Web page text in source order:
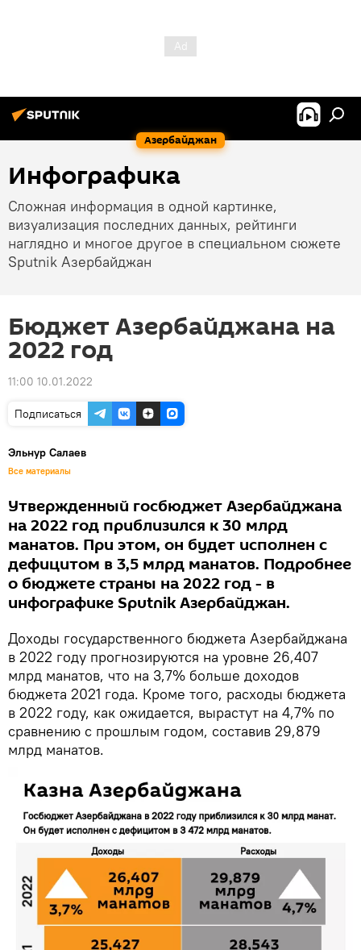
Азербайджан
Инфографика
Сложная информация в одной картинке,
визуализация последних данных, рейтинги
наглядно и многое другое в специальном сюжете
Sputnik Азербайджан
Бюджет Азербайджана на
2022 год
11:00 10.01.2022
Подписаться
Эльнур Салаев
Все материалы
Утвержденный госбюджет Азербайджана
на 2022 год приблизился к 30 млрд
манатов. При этом, он будет исполнен с
дефицитом в 3,5 млрд манатов. Подробнее
о бюджете страны на 2022 год - в
инфографике Sputnik Азербайджан.
Доходы государственного бюджета Азербайджана
в 2022 году прогнозируются на уровне 26,407
млрд манатов, что на 3,7% больше доходов
бюджета 2021 года. Кроме того, расходы бюджета
в 2022 году, как ожидается, вырастут на 4,7% по
сравнению с прошлым годом, составив 29,879
млрд манатов.